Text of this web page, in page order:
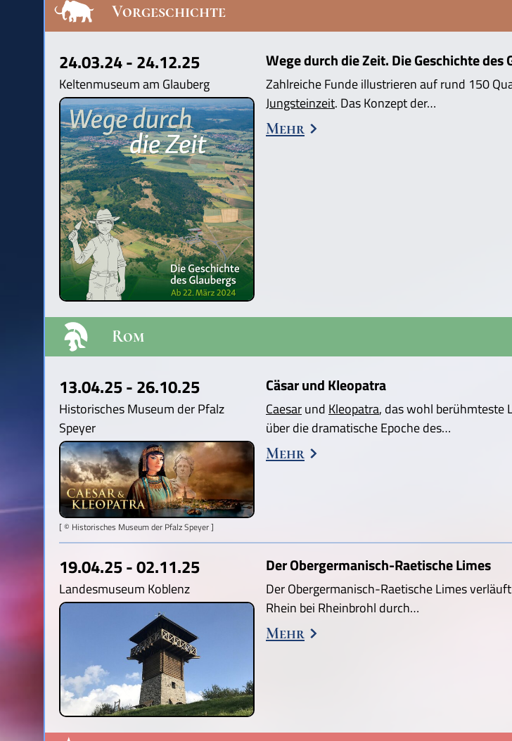
Vorgeschichte
24.03.24 - 24.12.25
Keltenmuseum am Glauberg
Wege durch die Zeit. Die Geschichte des
Zahlreiche Funde illustrieren auf rund 150
Jungsteinzeit. Das Konzept der…
Mehr
Rom
13.04.25 - 26.10.25
Historisches Museum der Pfalz
Speyer
[ © Historisches Museum der Pfalz Speyer ]
Cäsar und Kleopatra
Caesarund Kleopatra, das wohl berühmteste
über die dramatische Epoche des…
Mehr
19.04.25 - 02.11.25
Landesmuseum Koblenz
Der Obergermanisch-Raetische Limes
Der Obergermanisch-Raetische Limes
Rhein bei Rheinbrohl durch…
Mehr